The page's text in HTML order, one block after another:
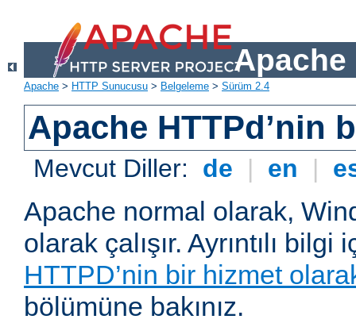
Apache
Apache > HTTP Sunucusu > Belgeleme > Sürüm 2.4
Apache HTTPd’nin
Mevcut Diller: de | en |
Apache normal olarak,
olarak çalışır. Ayrıntılı bilgi
HTTPD’nin bir hizmet olarak
bölümüne bakınız.